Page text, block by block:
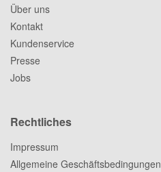
Über uns
Kontakt
Kundenservice
Presse
Jobs
Rechtliches
Impressum
Allgemeine Geschäftsbedingungen